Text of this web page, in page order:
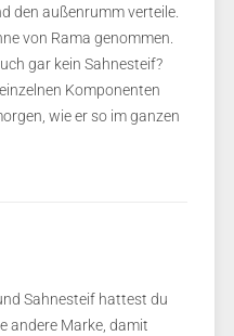
den außenrumm verteile.
von Rama genommen.
gar kein Sahnesteif?
Komponenten
wie er so im ganzen
Sahnesteif hattest du
andere Marke, damit